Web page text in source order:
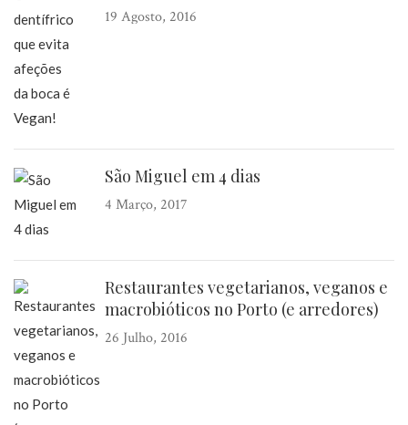
19 Agosto, 2016
São Miguel em 4 dias
4 Março, 2017
Restaurantes vegetarianos, veganos e
macrobióticos no Porto (e arredores)
26 Julho, 2016